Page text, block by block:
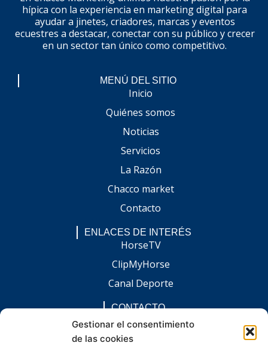
Gestionar el consentimiento
de las cookies
hípica con la experiencia en marketing digital para
ayudar a jinetes, criadores, marcas y eventos
ecuestres a destacar, conectar con su público y crecer
en un sector tan único como competitivo.
MENÚ DEL SITIO
Inicio
Quiénes somos
Noticias
Servicios
La Razón
Chacco market
Contacto
ENLACES DE INTERÉS
HorseTV
ClipMyHorse
Canal Deporte
CONTACTO
comunicacion@chaccoinfo.com
Presentes en todo el ámbito nacional